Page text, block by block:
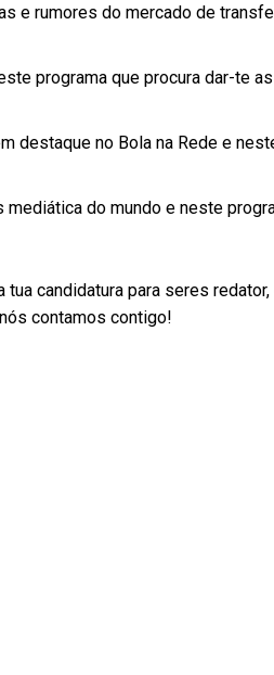
e rumores do mercado de
programa que procura dar-te
destaque no Bola na Rede e
do mundo e neste
candidatura para seres
contamos contigo!